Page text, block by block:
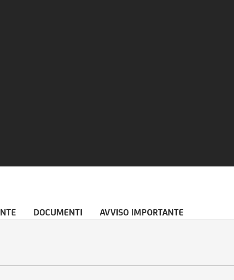
DOCUMENTI AVVISO IMPORTANTE